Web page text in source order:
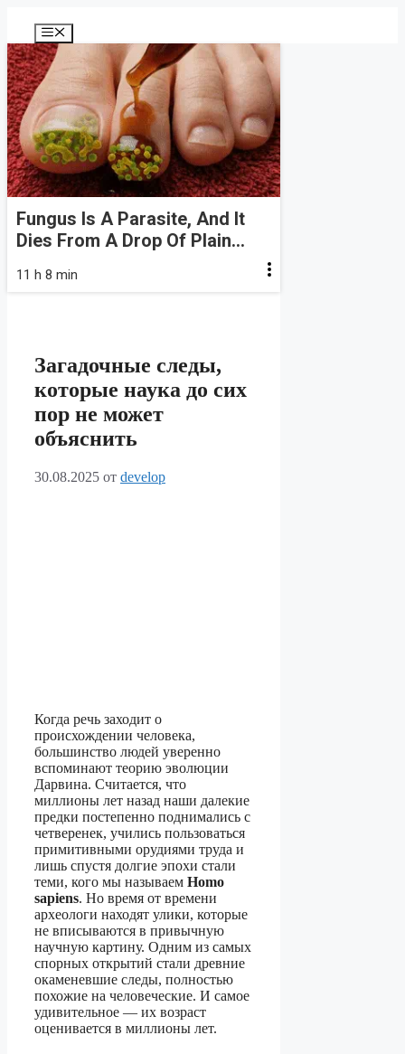
содержимому
Меню
Fungus Is A Parasite, And It
Dies From A Drop Of Plain...
11 h 8 min
Загадочные следы,
которые наука до сих
пор не может
объяснить
30.08.2025 от develop
Когда речь заходит о
происхождении человека,
большинство людей уверенно
вспоминают теорию эволюции
Дарвина. Считается, что
миллионы лет назад наши далекие
предки постепенно поднимались с
четверенек, учились пользоваться
примитивными орудиями труда и
лишь спустя долгие эпохи стали
теми, кого мы называем Homo
sapiens. Но время от времени
археологи находят улики, которые
не вписываются в привычную
научную картину. Одним из самых
спорных открытий стали древние
окаменевшие следы, полностью
похожие на человеческие. И самое
удивительное — их возраст
оценивается в миллионы лет.